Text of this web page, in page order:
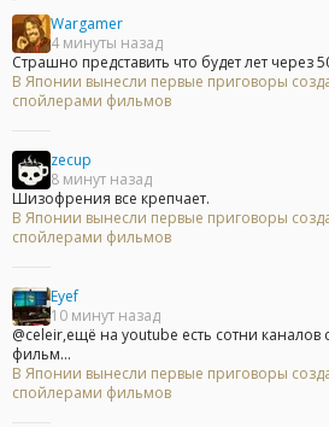
Wargamer
4 минуты назад
Страшно представить что будет лет через
В Японии вынесли первые приговоры
спойлерами фильмов
zecup
8 минут назад
Шизофрения все крепчает.
В Японии вынесли первые приговоры
спойлерами фильмов
Eyef
10 минут назад
@celeir,ещё на youtube есть сотни каналов
фильм...
В Японии вынесли первые приговоры
спойлерами фильмов